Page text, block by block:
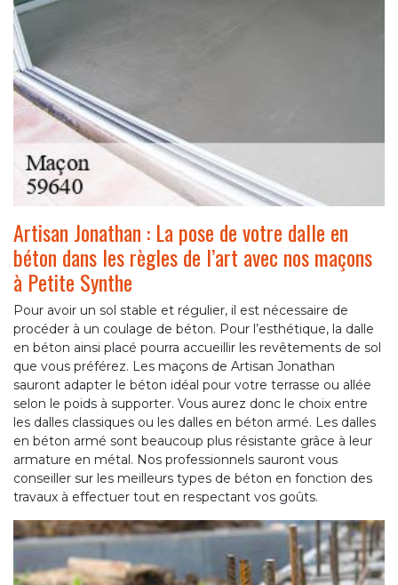
Artisan Jonathan : La pose de votre dalle en
béton dans les règles de l’art avec nos maçons
à Petite Synthe
Pour avoir un sol stable et régulier, il est nécessaire de
procéder à un coulage de béton. Pour l’esthétique, la dalle
en béton ainsi placé pourra accueillir les revêtements de sol
que vous préférez. Les maçons de Artisan Jonathan
sauront adapter le béton idéal pour votre terrasse ou allée
selon le poids à supporter. Vous aurez donc le choix entre
les dalles classiques ou les dalles en béton armé. Les dalles
en béton armé sont beaucoup plus résistante grâce à leur
armature en métal. Nos professionnels sauront vous
conseiller sur les meilleurs types de béton en fonction des
travaux à effectuer tout en respectant vos goûts.